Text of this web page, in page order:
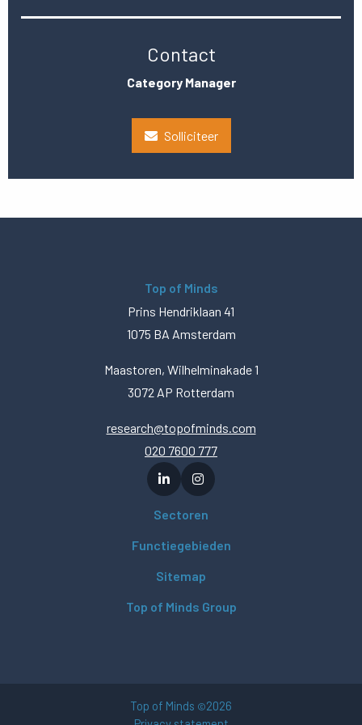
Contact
Category Manager
Solliciteer
Top of Minds
Prins Hendriklaan 41
1075 BA Amsterdam
Maastoren, Wilhelminakade 1
3072 AP Rotterdam
research@topofminds.com
020 7600 777
Sectoren
Functiegebieden
Sitemap
Top of Minds Group
Top of Minds ©2026